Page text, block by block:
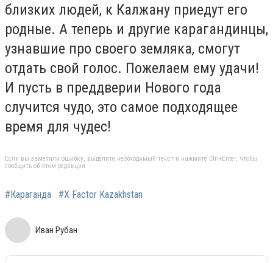
близких людей, к Калжану приедут его
родные. А теперь и другие карагандинцы,
узнавшие про своего земляка, смогут
отдать свой голос. Пожелаем ему удачи!
И пусть в преддверии Нового года
случится чудо, это самое подходящее
время для чудес!
Если вы заметили ошибку, выделите необходимый текст и нажмите Ctrl+Enter, чтобы
сообщить об этом редакции
#Караганда #X Factor Kazakhstan
Иван Рубан